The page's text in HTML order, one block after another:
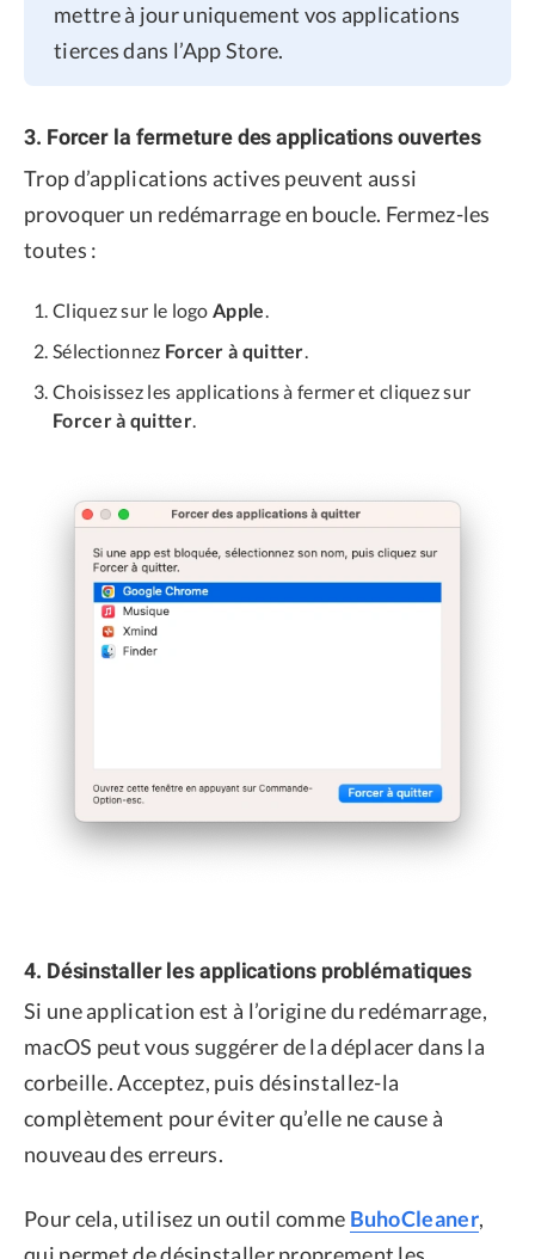
mettre à jour uniquement vos applications
tierces dans l’App Store.
3. Forcer la fermeture des applications ouvertes
Trop d’applications actives peuvent aussi
provoquer un redémarrage en boucle. Fermez-les
toutes :
Cliquez sur le logo Apple.
Sélectionnez Forcer à quitter.
Choisissez les applications à fermer et cliquez sur
Forcer à quitter.
4. Désinstaller les applications problématiques
Si une application est à l’origine du redémarrage,
macOS peut vous suggérer de la déplacer dans la
corbeille. Acceptez, puis désinstallez-la
complètement pour éviter qu’elle ne cause à
nouveau des erreurs.
Pour cela, utilisez un outil comme BuhoCleaner,